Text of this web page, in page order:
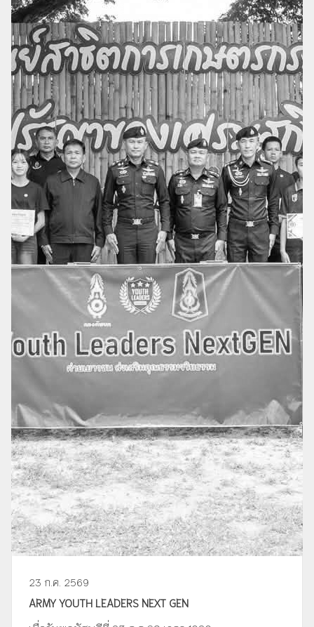
23 ก.ค. 2569
ARMY YOUTH LEADERS NEXT GEN